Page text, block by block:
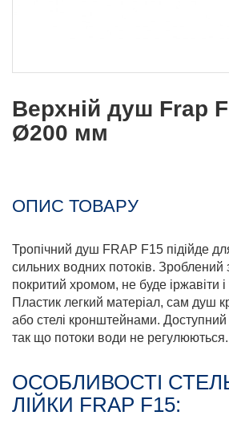
Верхній душ Frap
Ø200 мм
ОПИС ТОВАРУ
Тропічний душ FRAP F15 підійде
сильних водних потоків. Зроблений
покритий хромом, не буде іржавіти
Пластик легкий матеріал, сам душ
або стелі кронштейнами.
так що потоки води не регулюються.
ОСОБЛИВОСТІ
ЛІЙКИ FRAP F15: